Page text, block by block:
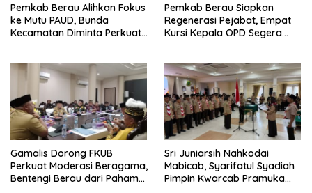
Pemkab Berau Alihkan Fokus
ke Mutu PAUD, Bunda
Kecamatan Diminta Perkuat
Pemkab Berau Siapkan
Regenerasi Pejabat, Empat
Kursi Kepala OPD Segera
Gamalis Dorong FKUB
Perkuat Moderasi Beragama,
Bentengi Berau dari Paham
Sri Juniarsih Nahkodai
Mabicab, Syarifatul Syadiah
Pimpin Kwarcab Pramuka